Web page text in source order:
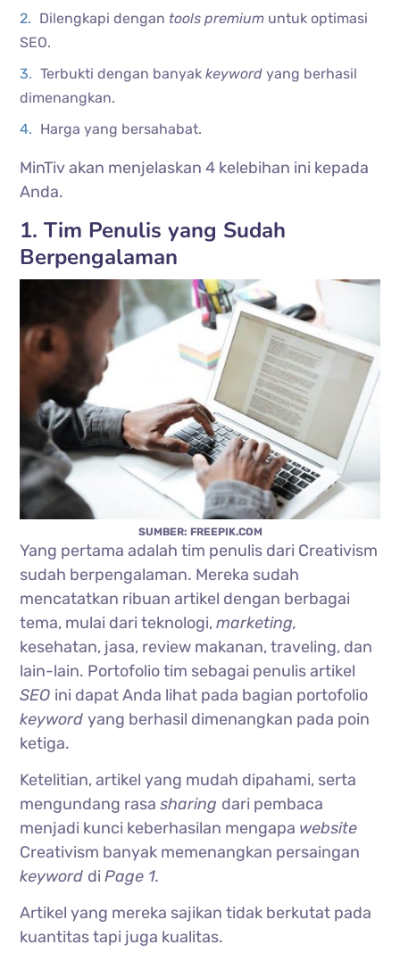
Dilengkapi dengan tools premium untuk optimasi
SEO.
Terbukti dengan banyakkeywordyang berhasil
dimenangkan.
Harga yang bersahabat.
MinTiv akan menjelaskan 4 kelebihan ini kepada
Anda.
1. Tim Penulis yang Sudah
Berpengalaman
SUMBER: FREEPIK.COM
Yang pertama adalah tim penulis dari Creativism
sudah berpengalaman. Mereka sudah
mencatatkan ribuan artikel dengan berbagai
tema, mulai dari teknologi,marketing,
kesehatan, jasa, review makanan, traveling, dan
lain-lain. Portofolio tim sebagai penulis artikel
SEO ini dapat Anda lihat pada bagian portofolio
keywordyang berhasil dimenangkan pada poin
ketiga.
Ketelitian, artikel yang mudah dipahami, serta
mengundang rasasharing dari pembaca
menjadi kunci keberhasilan mengapa website
Creativism banyak memenangkan persaingan
keyword diPage 1.
Artikel yang mereka sajikan tidak berkutat pada
kuantitas tapi juga kualitas.